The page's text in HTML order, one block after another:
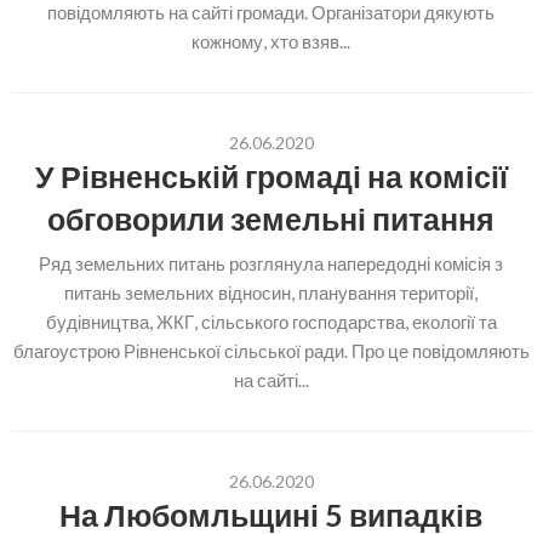
повідомляють на сайті громади. Організатори дякують
кожному, хто взяв...
26.06.2020
У Рівненській громаді на комісії
обговорили земельні питання
Ряд земельних питань розглянула напередодні комісія з
питань земельних відносин, планування території,
будівництва, ЖКГ, сільського господарства, екології та
благоустрою Рівненської сільської ради. Про це повідомляють
на сайті...
26.06.2020
На Любомльщині 5 випадків